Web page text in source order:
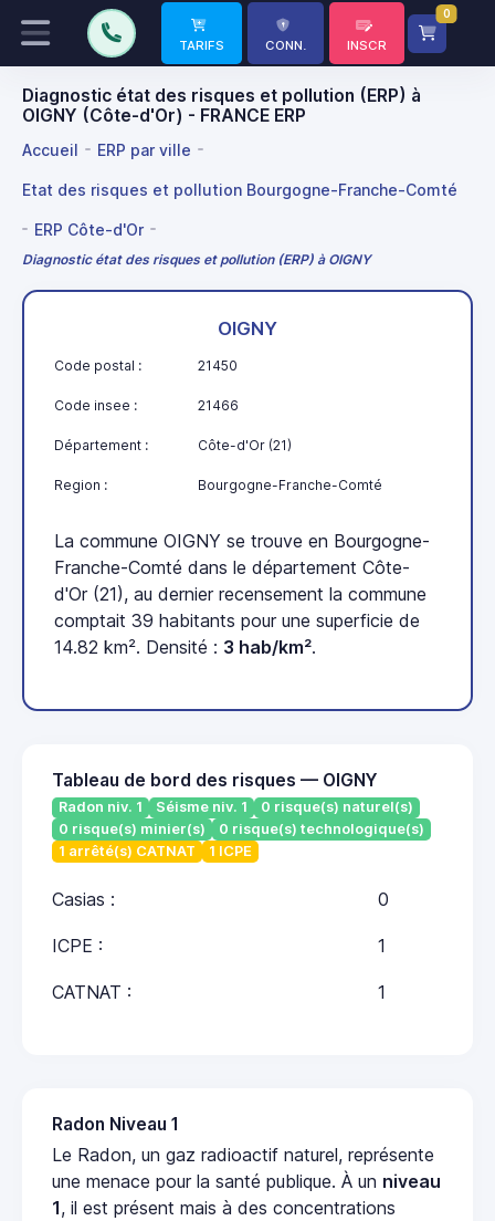
TARIFS CONN. INSCR
0
Diagnostic état des risques et pollution (ERP) à
OIGNY (Côte-d'Or) - FRANCE ERP
Accueil ERP par ville
Etat des risques et pollution Bourgogne-Franche-Comté
ERP Côte-d'Or
Diagnostic état des risques et pollution (ERP) à OIGNY
OIGNY
Code postal : 21450
Code insee : 21466
Département : Côte-d'Or (21)
Region : Bourgogne-Franche-Comté
La commune OIGNY se trouve en Bourgogne-
Franche-Comté dans le département Côte-
d'Or (21), au dernier recensement la commune
comptait 39 habitants pour une superficie de
14.82 km². Densité : 3 hab/km².
Tableau de bord des risques — OIGNY
Radon niv. 1 Séisme niv. 1
0 risque(s) naturel(s)
0 risque(s) minier(s)
0 risque(s) technologique(s)
1 arrêté(s) CATNAT
1 ICPE
Casias : 0
ICPE : 1
CATNAT : 1
Radon Niveau 1
Le Radon, un gaz radioactif naturel, représente
une menace pour la santé publique. À un niveau
1, il est présent mais à des concentrations